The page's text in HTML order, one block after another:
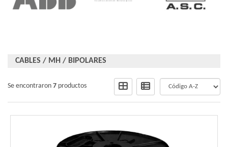
CABLES / MH / BIPOLARES
Se encontraron 7 productos